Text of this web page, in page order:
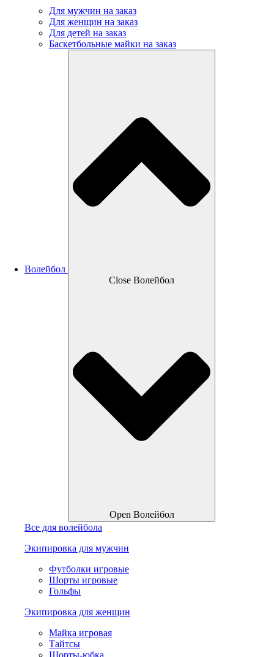
Для мужчин на заказ
Для женщин на заказ
Для детей на заказ
Баскетбольные майки на заказ
Волейбол
Close Волейбол
Open Волейбол
Все для волейбола
Экипировка для мужчин
Футболки игровые
Шорты игровые
Гольфы
Экипировка для женщин
Майка игровая
Тайтсы